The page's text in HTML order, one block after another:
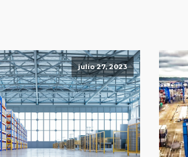
julio 27, 2023